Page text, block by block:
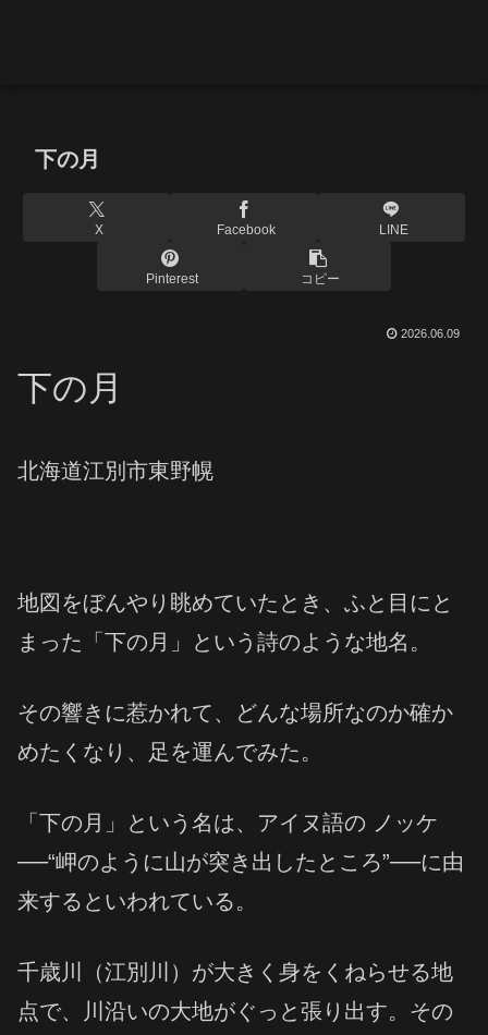
下の月
X Facebook LINE
Pinterest コピー
2026.06.09
下の月
北海道江別市東野幌
地図をぼんやり眺めていたとき、ふと目にと
まった「下の月」という詩のような地名。
その響きに惹かれて、どんな場所なのか確か
めたくなり、足を運んでみた。
「下の月」という名は、アイヌ語の ノッケ
──“岬のように山が突き出したところ”──に由
来するといわれている。
千歳川（江別川）が大きく身をくねらせる地
点で、川沿いの大地がぐっと張り出す。その